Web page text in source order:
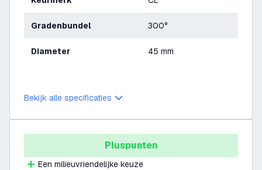
Gradenbundel 300°
Diameter 45 mm
Bekijk alle specificaties
Pluspunten
Een milieuvriendelijke keuze